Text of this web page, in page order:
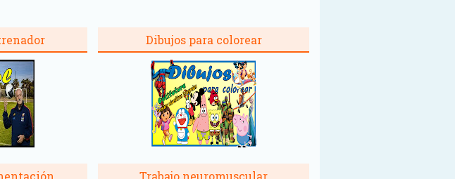
Dibujos para colorear
Trabajo neuromuscular